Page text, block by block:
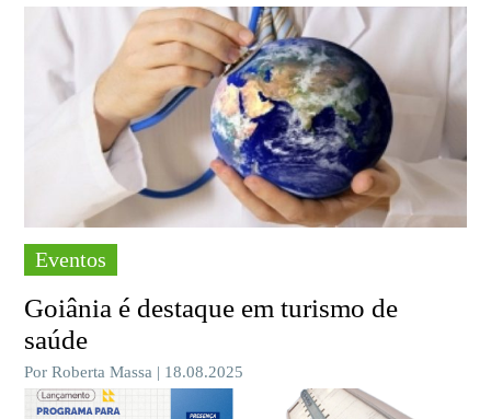
Eventos
Goiânia é destaque em turismo de
saúde
Por Roberta Massa | 18.08.2025